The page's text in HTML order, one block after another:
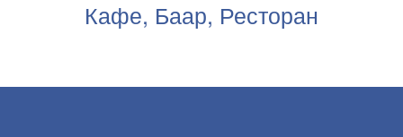
Кафе, Баар, Ресторан